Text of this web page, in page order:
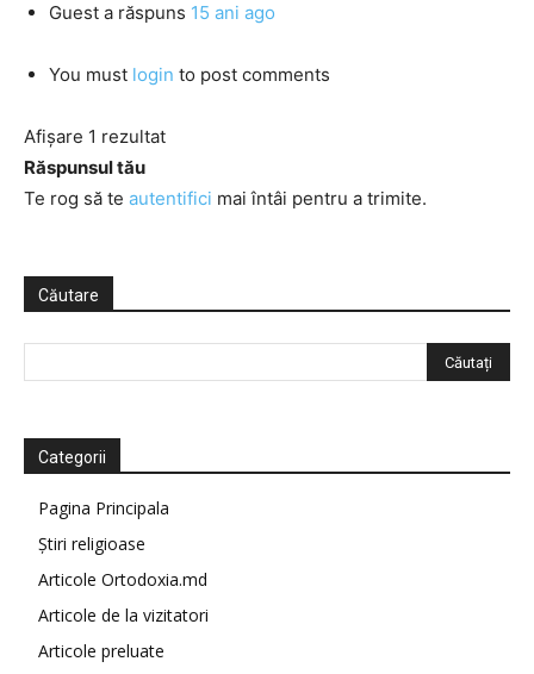
Guest a răspuns 15 ani ago
You must login to post comments
Afișare 1 rezultat
Răspunsul tău
Te rog să te autentifici mai întâi pentru a trimite.
Căutare
Categorii
Pagina Principala
Știri religioase
Articole Ortodoxia.md
Articole de la vizitatori
Articole preluate